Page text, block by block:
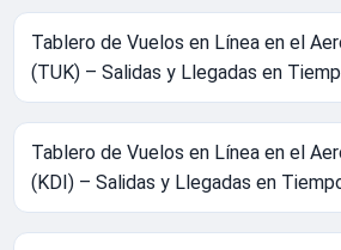
Tablero de Vuelos en Línea en el
(TUK) – Salidas y Llegadas en
Tablero de Vuelos en Línea en el
(KDI) – Salidas y Llegadas en